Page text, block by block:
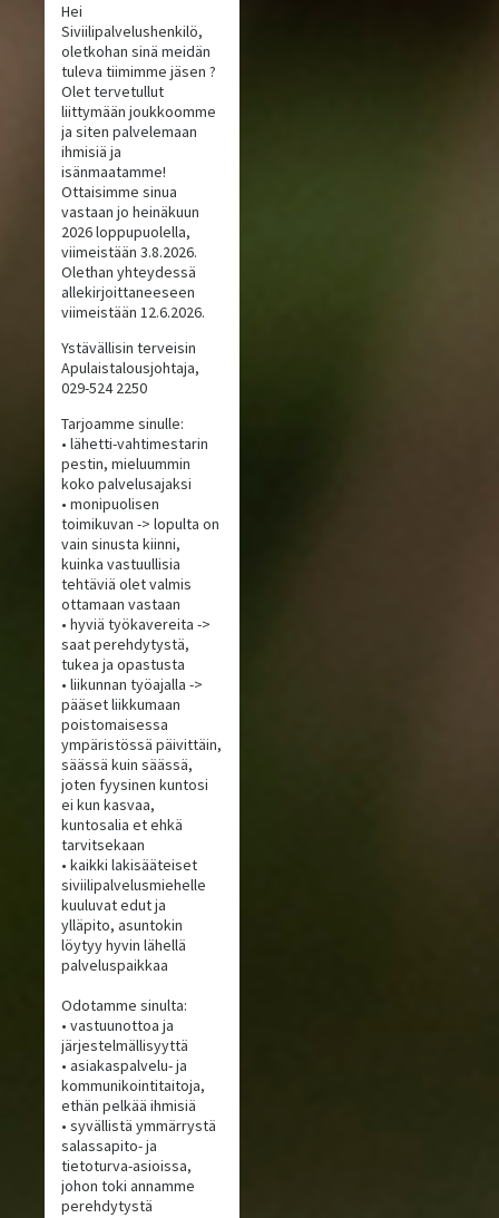
Hei
Siviilipalvelushenkilö,
oletkohan sinä meidän
tuleva tiimimme jäsen ?
Olet tervetullut
liittymään joukkoomme
ja siten palvelemaan
ihmisiä ja
isänmaatamme!
Ottaisimme sinua
vastaan jo heinäkuun
2026 loppupuolella,
viimeistään 3.8.2026.
Olethan yhteydessä
allekirjoittaneeseen
viimeistään 12.6.2026.
Ystävällisin terveisin
Apulaistalousjohtaja,
029-524 2250
Tarjoamme sinulle:
• lähetti-vahtimestarin
pestin, mieluummin
koko palvelusajaksi
• monipuolisen
toimikuvan -> lopulta on
vain sinusta kiinni,
kuinka vastuullisia
tehtäviä olet valmis
ottamaan vastaan
• hyviä työkavereita ->
saat perehdytystä,
tukea ja opastusta
• liikunnan työajalla ->
pääset liikkumaan
poistomaisessa
ympäristössä päivittäin,
säässä kuin säässä,
joten fyysinen kuntosi
ei kun kasvaa,
kuntosalia et ehkä
tarvitsekaan
• kaikki lakisääteiset
siviilipalvelusmiehelle
kuuluvat edut ja
ylläpito, asuntokin
löytyy hyvin lähellä
palveluspaikkaa
Odotamme sinulta:
• vastuunottoa ja
järjestelmällisyyttä
• asiakaspalvelu- ja
kommunikointitaitoja,
ethän pelkää ihmisiä
• syvällistä ymmärrystä
salassapito- ja
tietoturva-asioissa,
johon toki annamme
perehdytystä